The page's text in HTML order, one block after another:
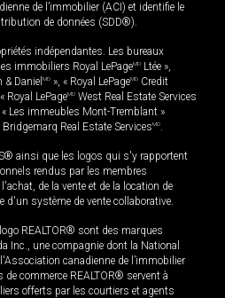
de l’immobilier (ACI) et identifie le
de données (SDD®).
indépendantes. Les bureaux
immobiliers Royal LePageMD Ltée »,
Daniel MD », « Royal LePageMD Credit
Royal LePageMD West Real Estate Services
« Les immeubles Mont-Tremblant »
Real Estate ServicesMD.
ainsi que les logos qui s'y rapportent
rendus par les membres
de la vente et de la location de
d'un système de vente collaborative.
REALTOR® sont des marques
Inc., une compagnie dont la National
canadienne de l’immobilier
commerce REALTOR® servent à
offerts par les courtiers et agents